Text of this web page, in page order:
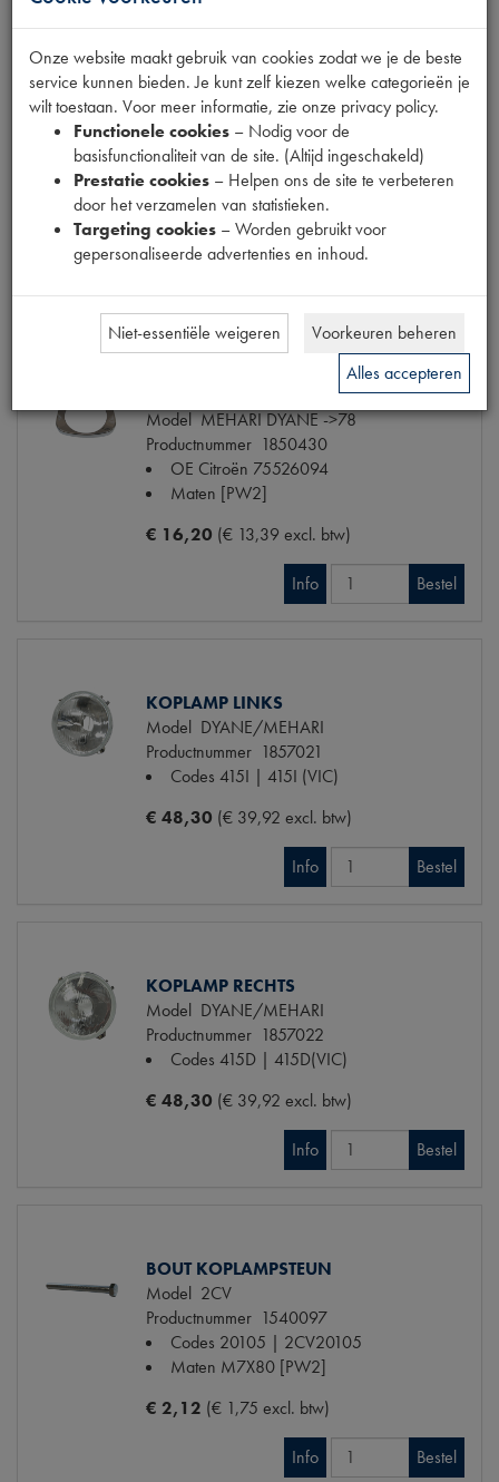
KOPLAMP STELKABEL
ModelDYANE
Productnummer 1857026
Maten[PW 1]
€ 25,41 (€ 21,00 excl. btw)
ModelMEHARI DYANE ->78
Productnummer 1850430
OE Citroën 75526094
Maten [PW2]
€ 16,20 (€ 13,39 excl. btw)
Info Bestel
KOPLAMP LINKS
Model DYANE/MEHARI
Productnummer 1857021
Codes 415I | 415I (VIC)
€ 48,30 (€ 39,92 excl. btw)
Info Bestel
KOPLAMP RECHTS
Model DYANE/MEHARI
Productnummer 1857022
Codes 415D | 415D(VIC)
€ 48,30 (€ 39,92 excl. btw)
Info Bestel
BOUT KOPLAMPSTEUN
Model 2CV
Productnummer 1540097
Codes 20105 | 2CV20105
Maten M7X80 [PW2]
€ 2,12 (€ 1,75 excl. btw)
Info Bestel
Onze website maakt gebruik van cookies zodat we je de beste
service kunnen bieden. Je kunt zelf kiezen welke categorieën je
wilt toestaan. Voor meer informatie, zie onze privacy policy.
Functionele cookies – Nodig voor de
basisfunctionaliteit van de site. (Altijd ingeschakeld)
Prestatie cookies – Helpen ons de site te verbeteren
door het verzamelen van statistieken.
Targeting cookies – Worden gebruikt voor
gepersonaliseerde advertenties en inhoud.
Niet-essentiële weigeren
Voorkeuren beheren
Alles accepteren